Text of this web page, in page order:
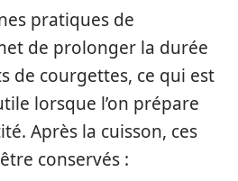
pratiques de
de prolonger la durée
de courgettes, ce qui est
lorsque l’on prépare
Après la cuisson, ces
conservés :